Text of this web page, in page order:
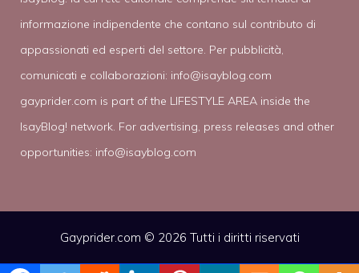
informazione indipendente che contano sul contributo di
appassionati ed esperti del settore. Per pubblicità,
comunicati e collaborazioni: info@isayblog.com
gayprider.com is part of the LIFESTYLE AREA inside the
IsayBlog! network. For advertising, press releases and other
opportunities: info@isayblog.com
Gayprider.com © 2026 Tutti i diritti riservati